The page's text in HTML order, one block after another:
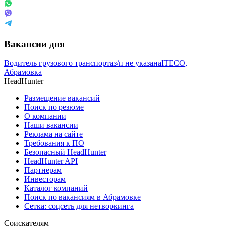
Вакансии дня
Водитель грузового транспортаз/п не указанаITECO,
Абрамовка
HeadHunter
Размещение вакансий
Поиск по резюме
О компании
Наши вакансии
Реклама на сайте
Требования к ПО
Безопасный HeadHunter
HeadHunter API
Партнерам
Инвесторам
Каталог компаний
Поиск по вакансиям в Абрамовке
Сетка: соцсеть для нетворкинга
Соискателям